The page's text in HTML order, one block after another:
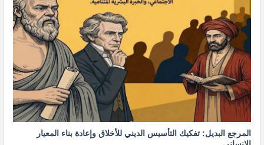
المرجع البديل: تفكيك التأسيس الديني للأخلاق وإعادة بناء المعيار